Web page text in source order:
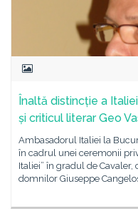
Înaltă distincție a
și criticul literar Geo
Ambasadorul Italiei la
în cadrul unei ceremonii
Italiei” în gradul de
domnilor Giuseppe